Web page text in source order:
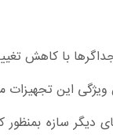
با کاهش
این
سازه